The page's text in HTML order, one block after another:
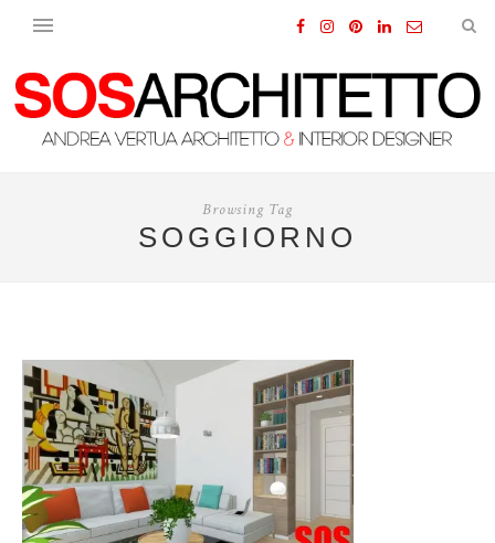
Browsing Tag
SOGGIORNO